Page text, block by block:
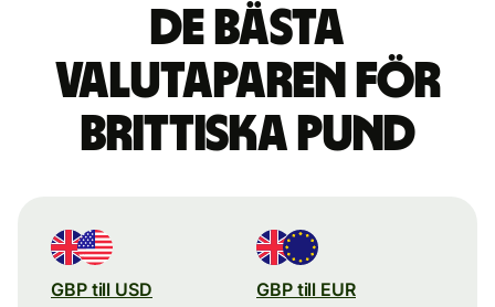
De bästa
valutaparen för
brittiska pund
GBP till USD GBP till EUR